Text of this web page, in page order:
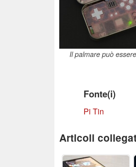
Il palmare può
Fonte(i)
Pi Tin
Articoli